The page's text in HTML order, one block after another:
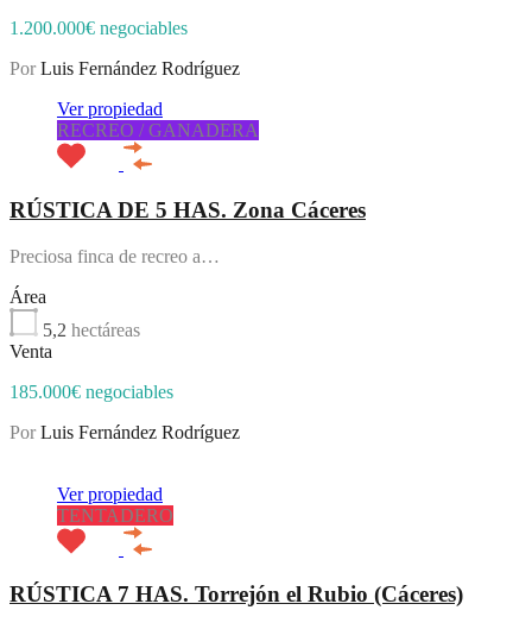
1.200.000€ negociables
Por Luis Fernández Rodríguez
Ver propiedad
RECREO / GANADERA
RÚSTICA DE 5 HAS. Zona Cáceres
Preciosa finca de recreo a…
Área
5,2 hectáreas
Venta
185.000€ negociables
Por Luis Fernández Rodríguez
Ver propiedad
TENTADERO
RÚSTICA 7 HAS. Torrejón el Rubio (Cáceres)